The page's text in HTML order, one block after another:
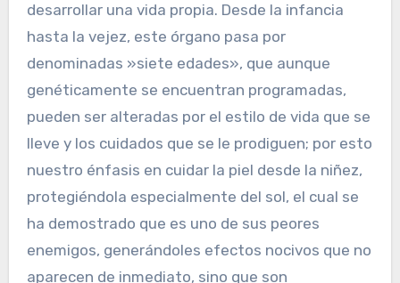
desarrollar una vida propia. Desde la infancia
hasta la vejez, este órgano pasa por
denominadas »siete edades», que aunque
genéticamente se encuentran programadas,
pueden ser alteradas por el estilo de vida que se
lleve y los cuidados que se le prodiguen; por esto
nuestro énfasis en cuidar la piel desde la niñez,
protegiéndola especialmente del sol, el cual se
ha demostrado que es uno de sus peores
enemigos, generándoles efectos nocivos que no
aparecen de inmediato, sino que son